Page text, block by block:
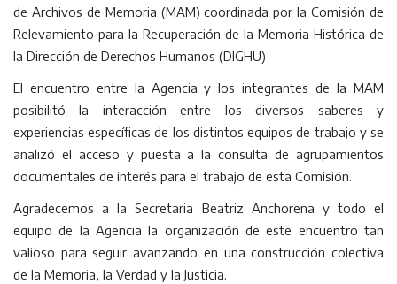
de Archivos de Memoria (MAM) coordinada por la Comisión de
Relevamiento para la Recuperación de la Memoria Histórica de
la Dirección de Derechos Humanos (DIGHU)
El encuentro entre la Agencia y los integrantes de la MAM
posibilitó la interacción entre los diversos saberes y
experiencias específicas de los distintos equipos de trabajo y se
analizó el acceso y puesta a la consulta de agrupamientos
documentales de interés para el trabajo de esta Comisión.
Agradecemos a la Secretaria Beatriz Anchorena y todo el
equipo de la Agencia la organización de este encuentro tan
valioso para seguir avanzando en una construcción colectiva
de la Memoria, la Verdad y la Justicia.